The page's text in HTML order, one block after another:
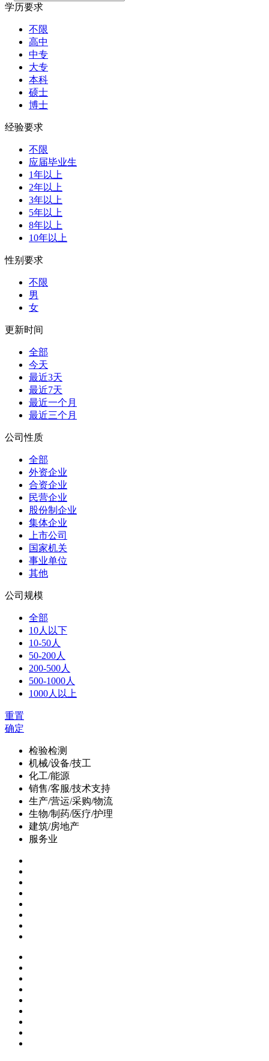
学历要求
不限
高中
中专
大专
本科
硕士
博士
经验要求
不限
应届毕业生
1年以上
2年以上
3年以上
5年以上
8年以上
10年以上
性别要求
不限
男
女
更新时间
全部
今天
最近3天
最近7天
最近一个月
最近三个月
公司性质
全部
外资企业
合资企业
民营企业
股份制企业
集体企业
上市公司
国家机关
事业单位
其他
公司规模
全部
10人以下
10-50人
50-200人
200-500人
500-1000人
1000人以上
重置
确定
检验检测
机械/设备/技工
化工/能源
销售/客服/技术支持
生产/营运/采购/物流
生物/制药/医疗/护理
建筑/房地产
服务业